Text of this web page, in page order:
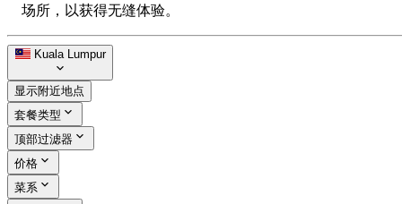
场所，以获得无缝体验。
Kuala Lumpur
显示附近地点
套餐类型
顶部过滤器
价格
菜系